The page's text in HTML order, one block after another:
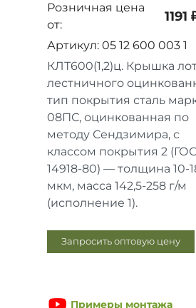
Розничная цена
от:
1191
Артикул: 05 12 600 003 1
КЛТ600(1,2)ц. Крышка
лестничного
тип покрытия сталь
08ПС, оцинкованная по
методу Сендзимира, с
классом покрытия 2
14918-80) — толщина 10-
мкм, масса 142,5-258 г/м
(исполнение 1).
Запросить оптовую цену
Примеры монтажа
Запросить цены